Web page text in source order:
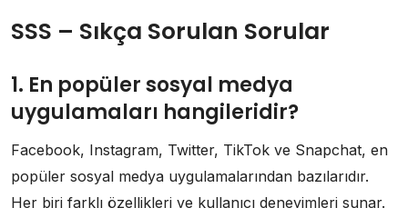
SSS – Sıkça Sorulan Sorular
1. En popüler sosyal medya
uygulamaları hangileridir?
Facebook, Instagram, Twitter, TikTok ve Snapchat, en
popüler sosyal medya uygulamalarından bazılarıdır.
Her biri farklı özellikleri ve kullanıcı deneyimleri sunar.